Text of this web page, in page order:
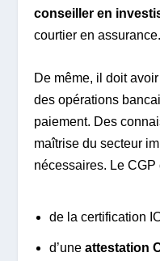
conseiller en
courtier en assurance.
De même, il doit
des opérations
paiement. Des
maîtrise du secteur
nécessaires. Le
de la certification
d’une attestation